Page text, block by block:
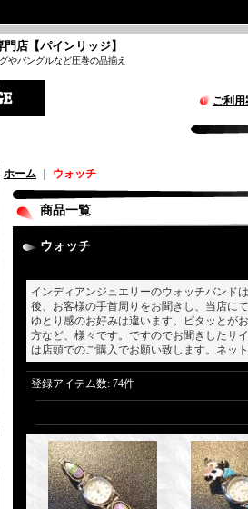
店【パインリッジ】
やバングルなど圧巻の品揃え
ご利用
ホーム ウォッチ
商品一覧
ウォッチ
インディアンジュエリーのウォッチバンド
後、お客様の手首周りをお聞きし、当店に
ゆとり感のお好みは違います。ピタッとが
方など、様々です。ですのでお聞きしたサ
は店頭でのご購入でお願い致します。ネッ
登録アイテム数: 74件